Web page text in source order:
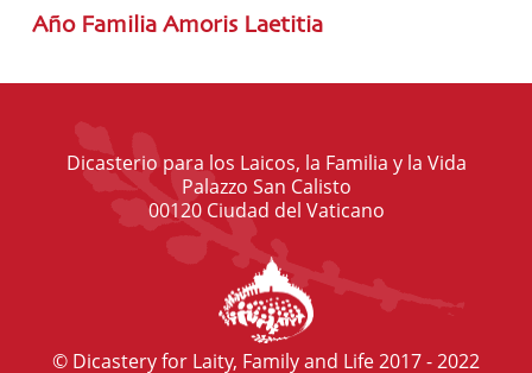
Año Familia Amoris Laetitia
Dicasterio para los Laicos, la Familia y la Vida
Palazzo San Calisto
00120 Ciudad del Vaticano
© Dicastery for Laity, Family and Life 2017 - 2022